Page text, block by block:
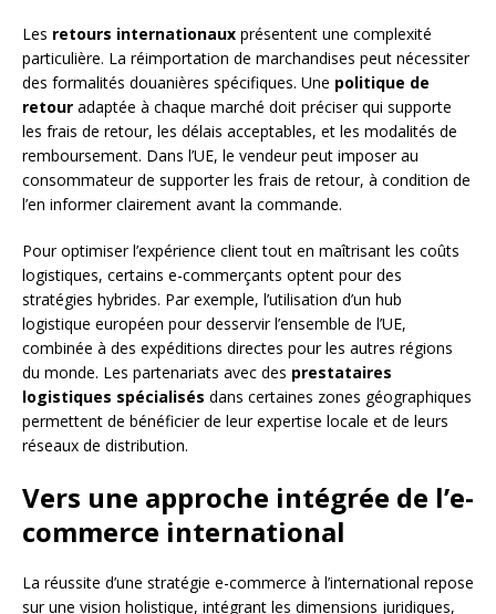
Les retours internationaux présentent une complexité
particulière. La réimportation de marchandises peut nécessiter
des formalités douanières spécifiques. Une politique de
retour adaptée à chaque marché doit préciser qui supporte
les frais de retour, les délais acceptables, et les modalités de
remboursement. Dans l’UE, le vendeur peut imposer au
consommateur de supporter les frais de retour, à condition de
l’en informer clairement avant la commande.
Pour optimiser l’expérience client tout en maîtrisant les coûts
logistiques, certains e-commerçants optent pour des
stratégies hybrides. Par exemple, l’utilisation d’un hub
logistique européen pour desservir l’ensemble de l’UE,
combinée à des expéditions directes pour les autres régions
du monde. Les partenariats avec des prestataires
logistiques spécialisés dans certaines zones géographiques
permettent de bénéficier de leur expertise locale et de leurs
réseaux de distribution.
Vers une approche intégrée de l’e-
commerce international
La réussite d’une stratégie e-commerce à l’international repose
sur une vision holistique, intégrant les dimensions juridiques,